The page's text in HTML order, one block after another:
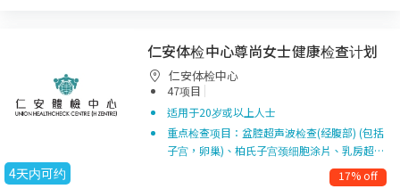
4天内可约
仁安体检中心尊尚女士健康检查计划
仁安体检中心
47项目 |
适用于20岁或以上人士
重点检查项目：盆腔超声波检查(经腹部) (包括
子宫，卵巢)、柏氏子宫颈细胞涂片、乳房超…
17% off